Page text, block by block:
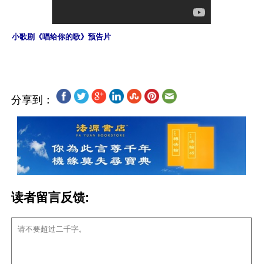
小歌剧《唱给你的歌》预告片
分享到：
读者留言反馈: